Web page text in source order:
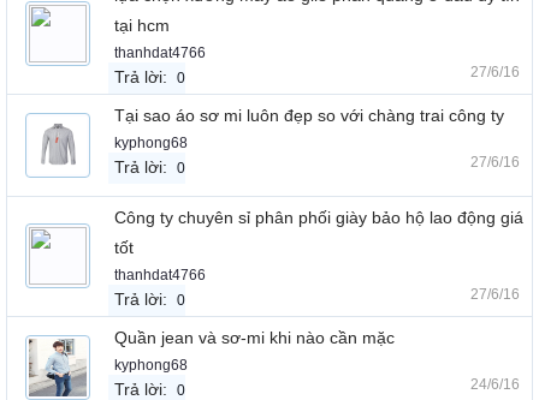
tại hcm
thanhdat4766
Trả lời: 0 27/6/16
Tại sao áo sơ mi luôn đẹp so với chàng trai công ty
kyphong68
Trả lời: 0 27/6/16
Công ty chuyên sỉ phân phối giày bảo hộ lao động giá
tốt
thanhdat4766
Trả lời: 0 27/6/16
Quần jean và sơ-mi khi nào cần mặc
kyphong68
Trả lời: 0 24/6/16